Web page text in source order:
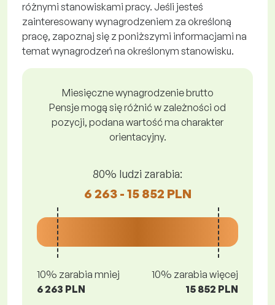
różnymi stanowiskami pracy. Jeśli jesteś
zainteresowany wynagrodzeniem za określoną
pracę, zapoznaj się z poniższymi informacjami na
temat wynagrodzeń na określonym stanowisku.
Miesięczne wynagrodzenie brutto
Pensje mogą się różnić w zależności od
pozycji, podana wartość ma charakter
orientacyjny.
80% ludzi zarabia:
6 263 - 15 852 PLN
10% zarabia mniej
6 263 PLN
10% zarabia więcej
15 852 PLN